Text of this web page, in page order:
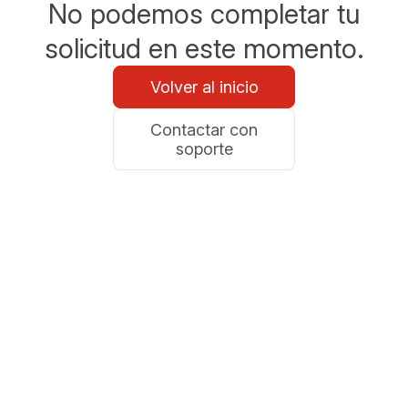
No podemos completar tu
solicitud en este momento.
Volver al inicio
Contactar con
soporte